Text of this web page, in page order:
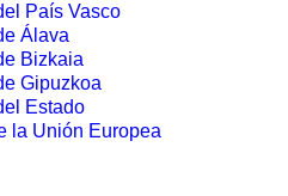
País Vasco
Álava
Bizkaia
Gipuzkoa
Estado
la Unión Europea